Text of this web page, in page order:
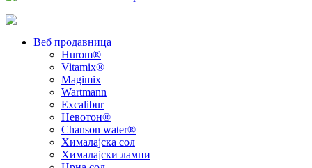
Веб продавница
Hurom®
Vitamix®
Magimix
Wartmann
Excalibur
Невотон®
Chanson water®
Хималајска сол
Хималајски лампи